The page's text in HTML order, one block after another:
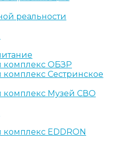
реальности
комплекс ОБЗР
Сестринское
комплекс Музей СВО
EDDRON